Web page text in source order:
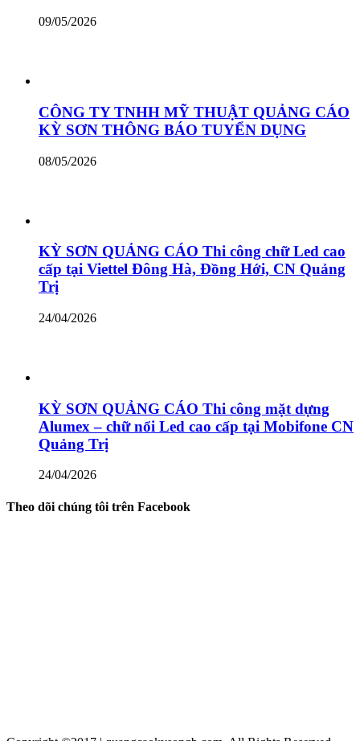
09/05/2026
CÔNG TY TNHH MỸ THUẬT QUẢNG CÁO
KỲ SƠN THÔNG BÁO TUYỂN DỤNG
08/05/2026
KỲ SƠN QUẢNG CÁO Thi công chữ Led cao
cấp tại Viettel Đông Hà, Đồng Hới, CN Quảng
Trị
24/04/2026
KỲ SƠN QUẢNG CÁO Thi công mặt dựng
Alumex – chữ nổi Led cao cấp tại Mobifone CN
Quảng Trị
24/04/2026
Theo dõi chúng tôi trên Facebook